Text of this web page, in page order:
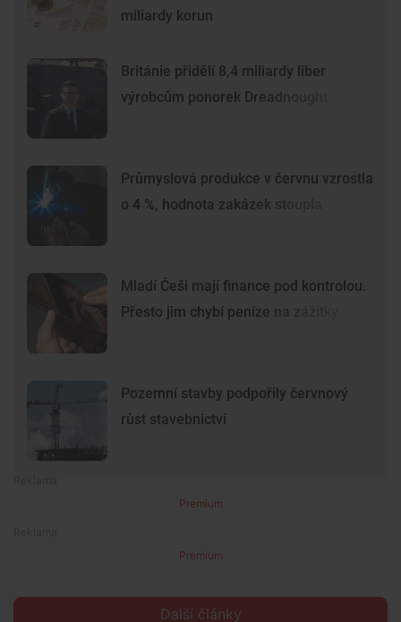
miliardy korun
Británie přidělí 8,4 miliardy liber
výrobcům ponorek Dreadnought
Průmyslová produkce v červnu vzrostla
o 4 %, hodnota zakázek stoupla
Mladí Češi mají finance pod kontrolou.
Přesto jim chybí peníze na zážitky
Pozemní stavby podpořily červnový
růst stavebnictví
Premium
Premium
Další články